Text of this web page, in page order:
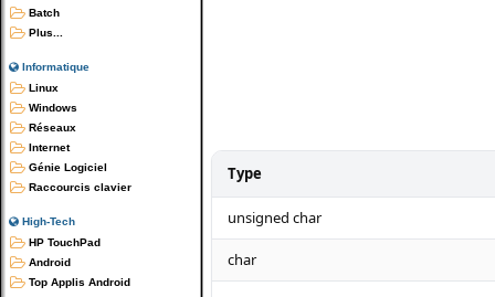
Batch
Plus...
Informatique
Linux
Windows
Réseaux
Internet
Génie Logiciel
Raccourcis clavier
High-Tech
HP TouchPad
Android
Top Applis Android
Type
unsigned char
char